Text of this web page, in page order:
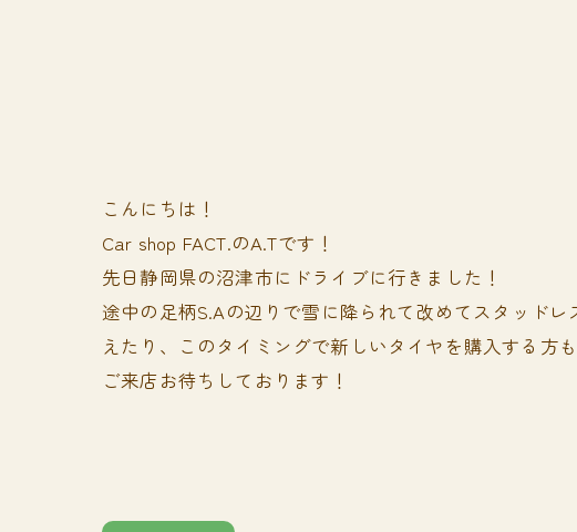
こんにちは！
Car shop FACT.のA.Tです！
先日静岡県の沼津市にドライブに行きました！
途中の足柄S.Aの辺りで雪に降られて改めてスタッド
えたり、このタイミングで新しいタイヤを購入する方
ご来店お待ちしております！